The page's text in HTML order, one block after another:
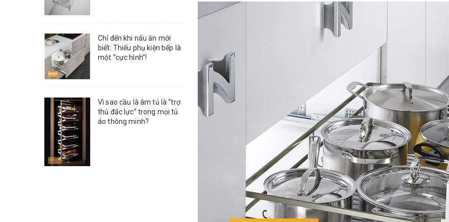
Chỉ đến khi nấu ăn mới
biết: Thiếu phụ kiện bếp là
một “cực hình”!
Vì sao cầu là âm tủ là “trợ
thủ đắc lực” trong mọi tủ
áo thông minh?